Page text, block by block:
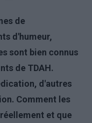
de
d'humeur,
sont bien connus
de TDAH.
d'autres
Comment les
et que